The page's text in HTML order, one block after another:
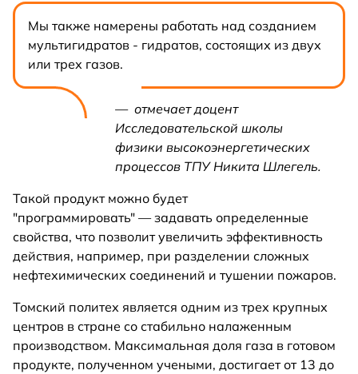
Мы также намерены работать над созданием
мультигидратов - гидратов, состоящих из двух
или трех газов.
— отмечает доцент
Исследовательской школы
физики высокоэнергетических
процессов ТПУ Никита Шлегель.
Такой продукт можно будет
"программировать" — задавать определенные
свойства, что позволит увеличить эффективность
действия, например, при разделении сложных
нефтехимических соединений и тушении пожаров.
Томский политех является одним из трех крупных
центров в стране со стабильно налаженным
производством. Максимальная доля газа в готовом
продукте, полученном учеными, достигает от 13 до